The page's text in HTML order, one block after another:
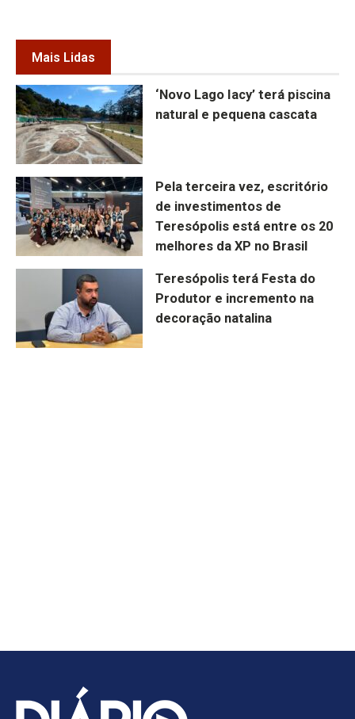
Mais Lidas
‘Novo Lago Iacy’ terá piscina
natural e pequena cascata
Pela terceira vez, escritório
de investimentos de
Teresópolis está entre os 20
melhores da XP no Brasil
Teresópolis terá Festa do
Produtor e incremento na
decoração natalina